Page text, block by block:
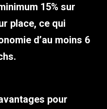
15% sur
place, ce qui
d’au moins 6
pour